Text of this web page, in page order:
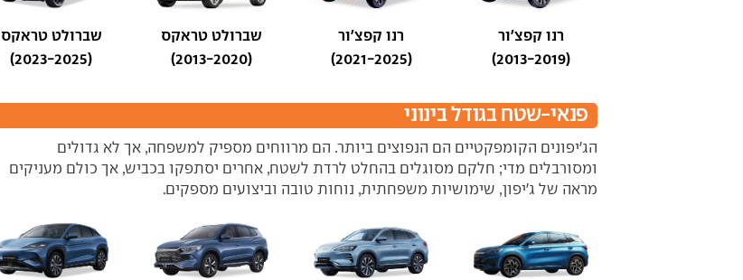
רנו קפצ'ור
(2013-2019)
רנו קפצ'ור
(2021-2025)
שברולט טראקס
(2013-2020)
שברולט טראקס
(2023-2025)
פנאי-שטח בגודל בינוני
הג'יפונים הקומפקטיים הם הנפוצים ביותר. הם מרווחים מספיק למשפחה, אך לא גדולים
ומסורבלים מדי; חלקם מסוגלים בהחלט לרדת לשטח, אחרים יסתפקו בכביש, אך כולם מעניקים
מראה של ג'יפון, שימושיות משפחתית, נוחות טובה וביצועים מספקים.